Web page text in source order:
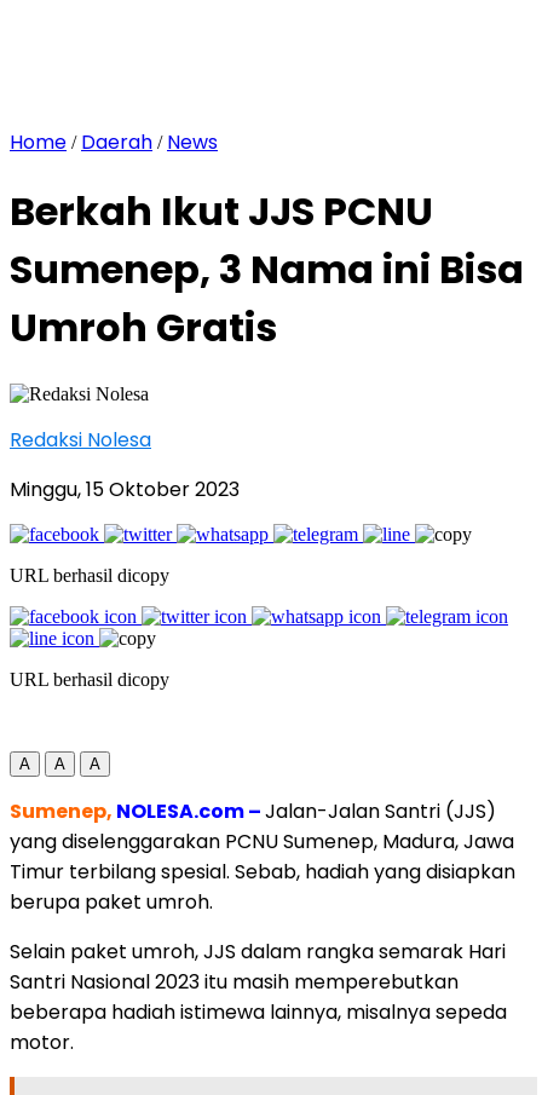
Home / Daerah / News
Berkah Ikut JJS PCNU
Sumenep, 3 Nama ini Bisa
Umroh Gratis
Redaksi Nolesa
Minggu, 15 Oktober 2023
URL berhasil dicopy
URL berhasil dicopy
A A A
Sumenep, NOLESA.com –Jalan-Jalan Santri (JJS)
yang diselenggarakan PCNU Sumenep, Madura, Jawa
Timur terbilang spesial. Sebab, hadiah yang disiapkan
berupa paket umroh.
Selain paket umroh, JJS dalam rangka semarak Hari
Santri Nasional 2023 itu masih memperebutkan
beberapa hadiah istimewa lainnya, misalnya sepeda
motor.